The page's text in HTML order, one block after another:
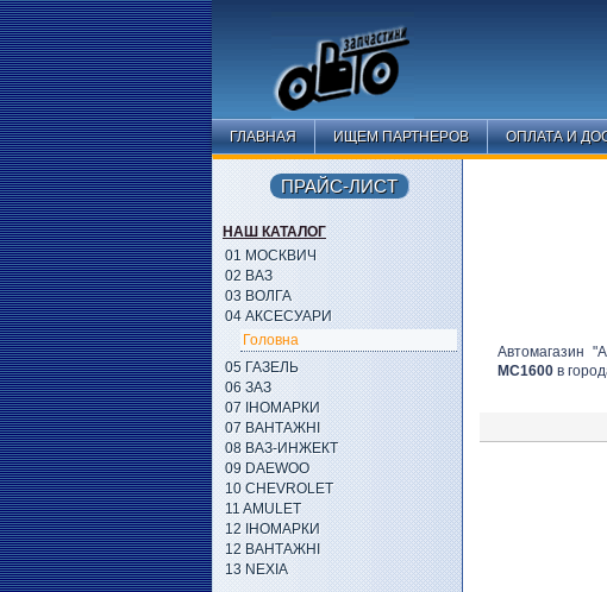
ГЛАВНАЯ ИЩЕМ ПАРТНЕРОВ ОПЛАТА И
Автомагазин
MC1600 в
ПРАЙС-ЛИСТ
НАШ КАТАЛОГ
01 МОСКВИЧ
02 ВАЗ
03 ВОЛГА
04 АКСЕСУАРИ
Головна
05 ГАЗЕЛЬ
06 ЗАЗ
07 ІНОМАРКИ
07 ВАНТАЖНІ
08 ВАЗ-ИНЖЕКТ
09 DAEWOO
10 CHEVROLET
11 AMULET
12 ІНОМАРКИ
12 ВАНТАЖНІ
13 NEXIA